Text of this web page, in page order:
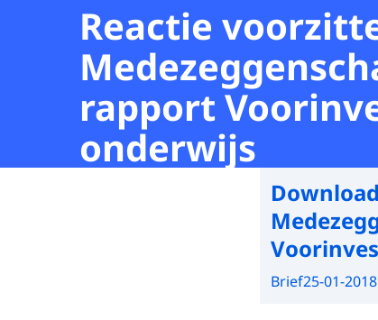
Reactie
rapport
onderwijs
Brief25-01-2018